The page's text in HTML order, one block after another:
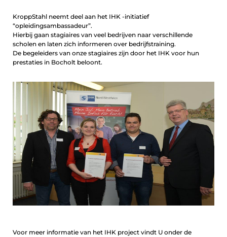
KroppStahl neemt deel aan het IHK -initiatief
“opleidingsambassadeur”.
Hierbij gaan stagiaires van veel bedrijven naar verschillende
scholen en laten zich informeren over bedrijfstraining.
De begeleiders van onze stagiaires zijn door het IHK voor hun
prestaties in Bocholt beloont.
Voor meer informatie van het IHK project vindt U onder de